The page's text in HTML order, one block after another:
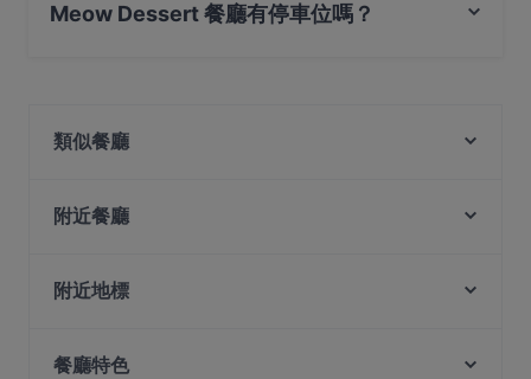
Meow Dessert 餐廳有停車位嗎？
類似餐廳
Ah Huat Hokkien Prawn Mee - Punggol
OK Chicken Rice & Humfull Laksa - Hougang
Wildseed Bar
附近餐廳
Tandoor Lounge
Gajeong Korean BBQ
附近地標
National University Of Singapore, 新加坡
餐廳特色